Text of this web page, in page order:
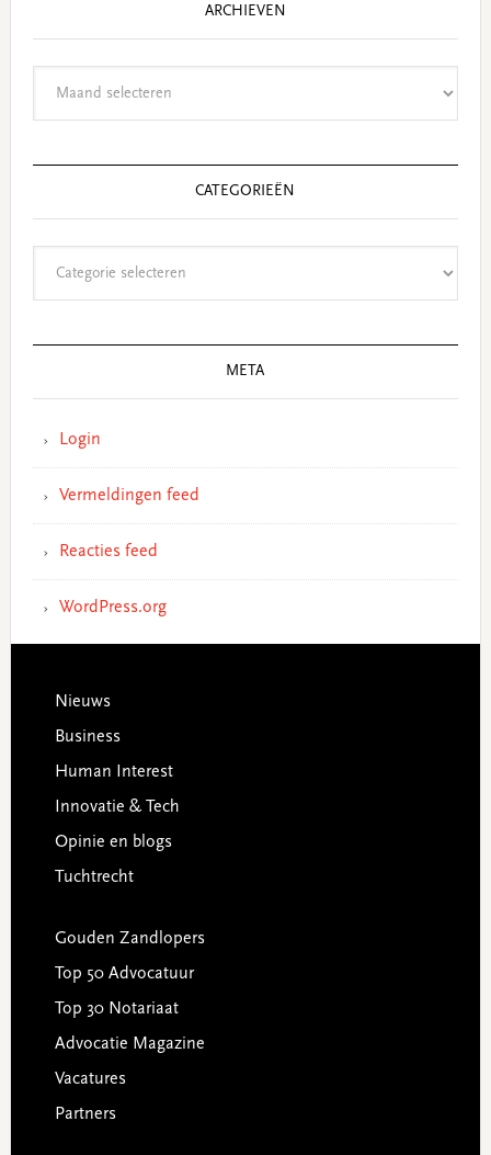
ARCHIEVEN
CATEGORIEËN
META
Login
Vermeldingen feed
Reacties feed
WordPress.org
Footer
Nieuws
Business
Human Interest
Innovatie & Tech
Opinie en blogs
Tuchtrecht
Gouden Zandlopers
Top 50 Advocatuur
Top 30 Notariaat
Advocatie Magazine
Vacatures
Partners